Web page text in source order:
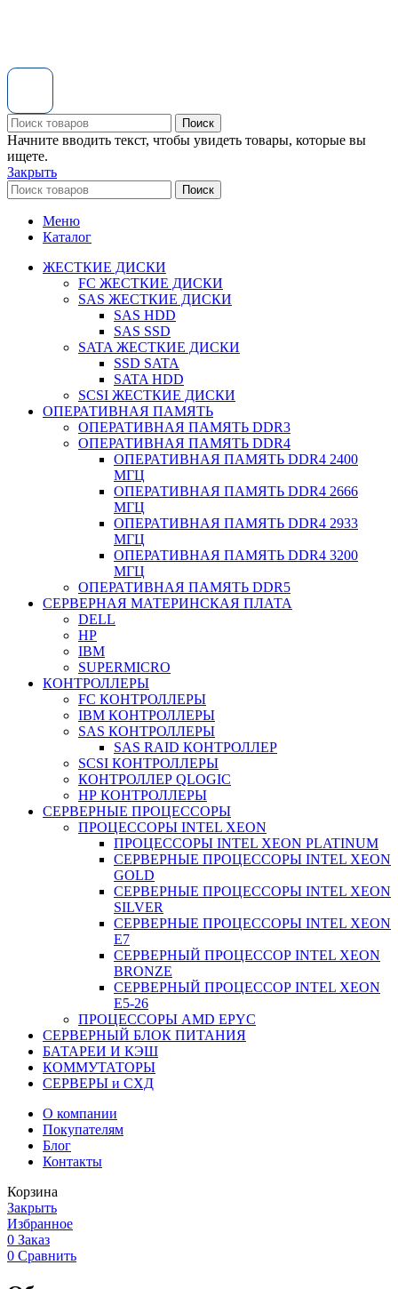
Поиск
Начните вводить текст, чтобы увидеть товары, которые вы
ищете.
Закрыть
Поиск
Меню
Каталог
ЖЕСТКИЕ ДИСКИ
FC ЖЕСТКИЕ ДИСКИ
SAS ЖЕСТКИЕ ДИСКИ
SAS HDD
SAS SSD
SATA ЖЕСТКИЕ ДИСКИ
SSD SATA
SATA HDD
SCSI ЖЕСТКИЕ ДИСКИ
ОПЕРАТИВНАЯ ПАМЯТЬ
ОПЕРАТИВНАЯ ПАМЯТЬ DDR3
ОПЕРАТИВНАЯ ПАМЯТЬ DDR4
ОПЕРАТИВНАЯ ПАМЯТЬ DDR4 2400
МГЦ
ОПЕРАТИВНАЯ ПАМЯТЬ DDR4 2666
МГЦ
ОПЕРАТИВНАЯ ПАМЯТЬ DDR4 2933
МГЦ
ОПЕРАТИВНАЯ ПАМЯТЬ DDR4 3200
МГЦ
ОПЕРАТИВНАЯ ПАМЯТЬ DDR5
СЕРВЕРНАЯ МАТЕРИНСКАЯ ПЛАТА
DELL
HP
IBM
SUPERMICRO
КОНТРОЛЛЕРЫ
FC КОНТРОЛЛЕРЫ
IBM КОНТРОЛЛЕРЫ
SAS КОНТРОЛЛЕРЫ
SAS RAID КОНТРОЛЛЕР
SCSI КОНТРОЛЛЕРЫ
КОНТРОЛЛЕР QLOGIC
НР КОНТРОЛЛЕРЫ
СЕРВЕРНЫЕ ПРОЦЕССОРЫ
ПРОЦЕССОРЫ INTEL XEON
ПРОЦЕССОРЫ INTEL XEON PLATINUM
СЕРВЕРНЫЕ ПРОЦЕССОРЫ INTEL XEON
GOLD
СЕРВЕРНЫЕ ПРОЦЕССОРЫ INTEL XEON
SILVER
СЕРВЕРНЫЕ ПРОЦЕССОРЫ INTEL XEON
Е7
СЕРВЕРНЫЙ ПРОЦЕССОР INTEL XEON
BRONZE
СЕРВЕРНЫЙ ПРОЦЕССОР INTEL XEON
Е5-26
ПРОЦЕССОРЫ AMD EPYC
СЕРВЕРНЫЙ БЛОК ПИТАНИЯ
БАТАРЕИ И КЭШ
КОММУТАТОРЫ
СЕРВЕРЫ и СХД
О компании
Покупателям
Блог
Контакты
Корзина
Закрыть
Избранное
0 Заказ
0 Сравнить